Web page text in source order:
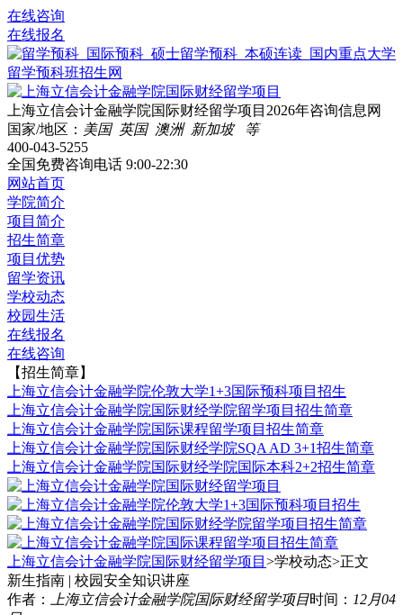
在线咨询
在线报名
上海立信会计金融学院国际财经留学项目2026年咨询信息网
国家/地区： 美国 英国 澳洲 新加坡 等
400-043-5255
全国免费咨询电话 9:00-22:30
网站首页
学院简介
项目简介
招生简章
项目优势
留学资讯
学校动态
校园生活
在线报名
在线咨询
【招生简章】
上海立信会计金融学院伦敦大学1+3国际预科项目招生
上海立信会计金融学院国际财经学院留学项目招生简章
上海立信会计金融学院国际课程留学项目招生简章
上海立信会计金融学院国际财经学院SQA AD 3+1招生简章
上海立信会计金融学院国际财经学院国际本科2+2招生简章
上海立信会计金融学院国际财经留学项目 >学校动态>正文
新生指南 | 校园安全知识讲座
作者：
上海立信会计金融学院国际财经留学项目时间： 12月04